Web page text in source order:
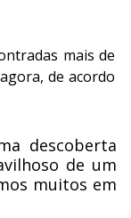
mais de
de acordo
descoberta
de um
muitos em